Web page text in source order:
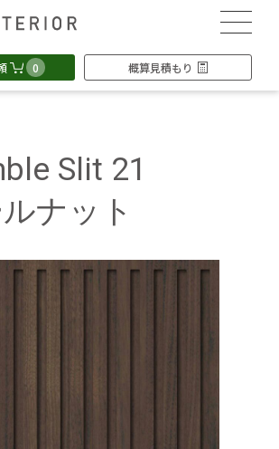
0 概算見積もり
Slit 21
ナット